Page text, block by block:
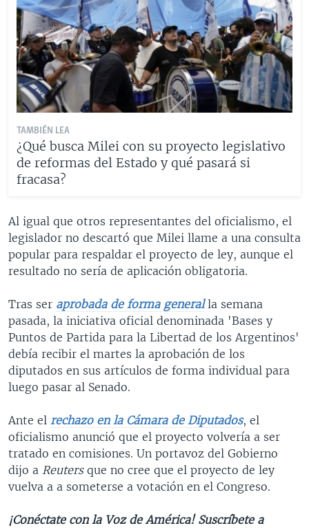
TAMBIÉN LEA
¿Qué busca Milei con su proyecto legislativo
de reformas del Estado y qué pasará si
fracasa?
Al igual que otros representantes del oficialismo, el
legislador no descartó que Milei llame a una consulta
popular para respaldar el proyecto de ley, aunque el
resultado no sería de aplicación obligatoria.
Tras ser aprobada de forma generalla semana
pasada, la iniciativa oficial denominada 'Bases y
Puntos de Partida para la Libertad de los Argentinos'
debía recibir el martes la aprobación de los
diputados en sus artículos de forma individual para
luego pasar al Senado.
Ante el rechazo en la Cámara de Diputados, el
oficialismo anunció que el proyecto volvería a ser
tratado en comisiones. Un portavoz del Gobierno
dijo a Reutersque no cree que el proyecto de ley
vuelva a a someterse a votación en el Congreso.
¡Conéctate con la Voz de América! Suscríbete a